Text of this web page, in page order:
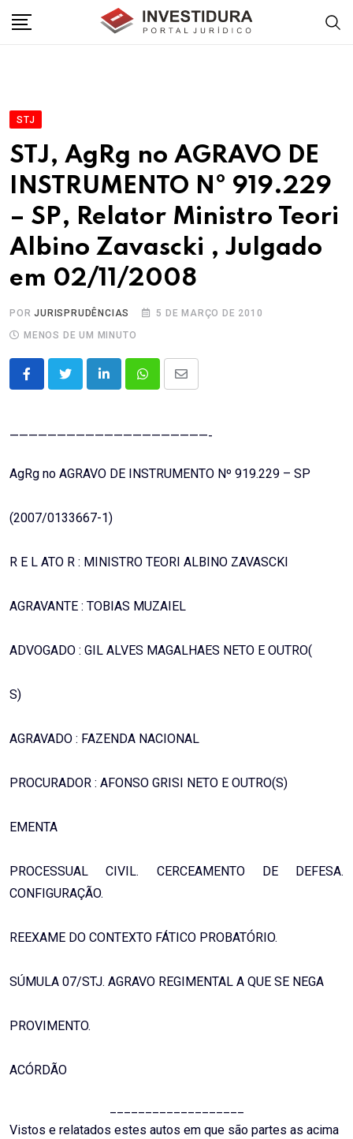
STJ
STJ, AgRg no AGRAVO DE
INSTRUMENTO Nº 919.229
– SP, Relator Ministro Teori
Albino Zavascki , Julgado
em 02/11/2008
PORJURISPRUDÊNCIAS
5 DE MARÇO DE 2010
MENOS DE UM MINUTO
LinkedInWhatsappShare
—————————————————————-
AgRg no AGRAVO DE INSTRUMENTO Nº 919.229 – SP
(2007/0133667-1)
R E L ATO R : MINISTRO TEORI ALBINO ZAVASCKI
AGRAVANTE : TOBIAS MUZAIEL
ADVOGADO : GIL ALVES MAGALHAES NETO E OUTRO(
S)
AGRAVADO : FAZENDA NACIONAL
PROCURADOR : AFONSO GRISI NETO E OUTRO(S)
EMENTA
PROCESSUAL CIVIL. CERCEAMENTO DE DEFESA.
CONFIGURAÇÃO.
REEXAME DO CONTEXTO FÁTICO PROBATÓRIO.
SÚMULA 07/STJ. AGRAVO REGIMENTAL A QUE SE NEGA
PROVIMENTO.
ACÓRDÃO
Vistos e relatados estes autos em que são partes as acima